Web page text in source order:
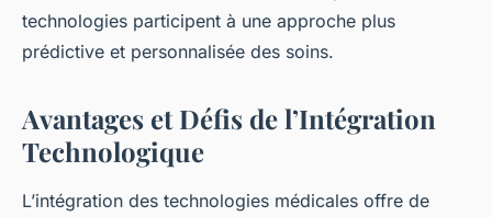
technologies participent à une approche plus
prédictive et personnalisée des soins.
Avantages et Défis de l’Intégration
Technologique
L’intégration des technologies médicales offre de